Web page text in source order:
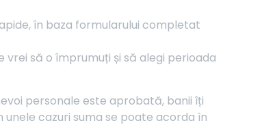
în baza formularului completat
să o împrumuți și să alegi perioada
personale este aprobată, banii îți
cazuri suma se poate acorda în